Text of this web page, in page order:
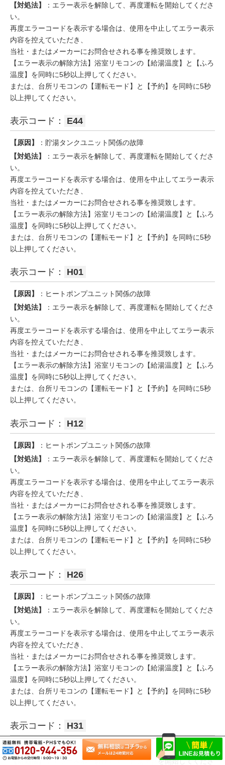
【対処法】
：エラー表示を解除して、再度運転を開始してくださ
い。
再度エラーコードを表示する場合は、使用を中止してエラー表示
内容を控えていただき、
当社・またはメーカーにお問合せされる事を推奨致します。
【エラー表示の解除方法】浴室リモコンの【給湯温度】と【ふろ
温度】を同時に5秒以上押してください。
または、台所リモコンの【運転モード】と【予約】を同時に5秒
以上押してください。
表示コード： E44
【原因】
：貯湯タンクユニット関係の故障
【対処法】
：エラー表示を解除して、再度運転を開始してくださ
い。
再度エラーコードを表示する場合は、使用を中止してエラー表示
内容を控えていただき、
当社・またはメーカーにお問合せされる事を推奨致します。
【エラー表示の解除方法】浴室リモコンの【給湯温度】と【ふろ
温度】を同時に5秒以上押してください。
または、台所リモコンの【運転モード】と【予約】を同時に5秒
以上押してください。
表示コード： H01
【原因】
：ヒートポンプユニット関係の故障
【対処法】
：エラー表示を解除して、再度運転を開始してくださ
い。
再度エラーコードを表示する場合は、使用を中止してエラー表示
内容を控えていただき、
当社・またはメーカーにお問合せされる事を推奨致します。
【エラー表示の解除方法】浴室リモコンの【給湯温度】と【ふろ
温度】を同時に5秒以上押してください。
または、台所リモコンの【運転モード】と【予約】を同時に5秒
以上押してください。
表示コード： H12
【原因】
：ヒートポンプユニット関係の故障
【対処法】
：エラー表示を解除して、再度運転を開始してくださ
い。
再度エラーコードを表示する場合は、使用を中止してエラー表示
内容を控えていただき、
当社・またはメーカーにお問合せされる事を推奨致します。
【エラー表示の解除方法】浴室リモコンの【給湯温度】と【ふろ
温度】を同時に5秒以上押してください。
または、台所リモコンの【運転モード】と【予約】を同時に5秒
以上押してください。
表示コード： H26
【原因】
：ヒートポンプユニット関係の故障
【対処法】
：エラー表示を解除して、再度運転を開始してくださ
い。
再度エラーコードを表示する場合は、使用を中止してエラー表示
内容を控えていただき、
当社・またはメーカーにお問合せされる事を推奨致します。
【エラー表示の解除方法】浴室リモコンの【給湯温度】と【ふろ
温度】を同時に5秒以上押してください。
または、台所リモコンの【運転モード】と【予約】を同時に5秒
以上押してください。
表示コード： H31
【原因】：ヒートポンプユニット関係の故障
【対処法】：エラー表示を解除して、再度運転を開始してくださ